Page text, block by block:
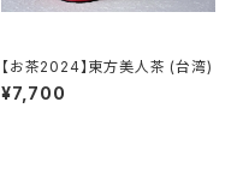
【お茶2024】東方美人茶 (台湾)
¥7,700